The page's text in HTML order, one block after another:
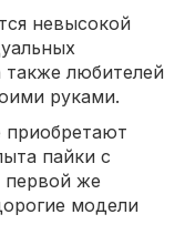
невысокой
также любителей
руками.
приобретают
пайки с
же
модели